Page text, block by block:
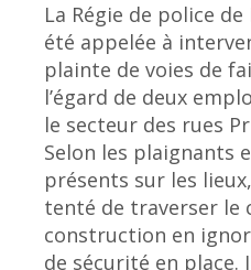
La Régie de police
été appelée à
plainte de voies de
l’égard de deux
le secteur des rues
Selon les plaignants
présents sur les
tenté de traverser le
construction en
de sécurité en place.